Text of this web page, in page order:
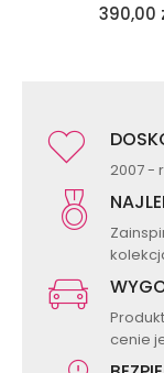
390,00
2007 -
cenie